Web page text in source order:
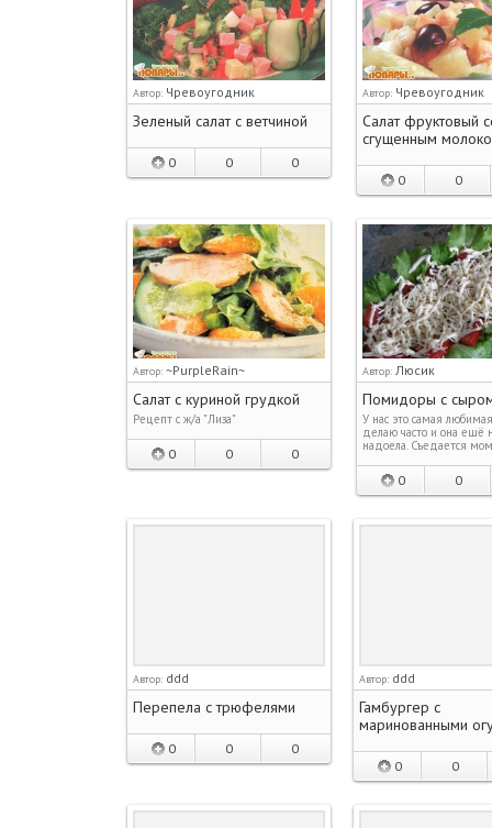
Автор: Чревоугодник
Зеленый салат с ветчиной
0 0 0
Автор: Чревоугодник
Салат фруктовый
сгущенным
0 0
Автор: ~PurpleRain~
Салат с куриной грудкой
Рецепт с ж/а "Лиза"
0 0 0
Автор: Люсик
Помидоры с
У нас это самая любимая
делаю часто и она ещё
надоела. Съедается
0 0
Автор: ddd
Перепела с трюфелями
0 0 0
Автор: ddd
Гамбургер с
маринованными
0 0